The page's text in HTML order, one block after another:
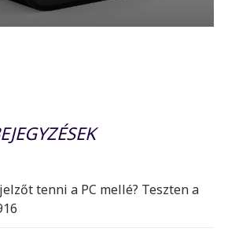
tenni a PC mellé? Teszten a